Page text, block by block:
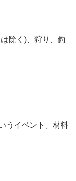
除く)、狩り、釣
うイベント。材料